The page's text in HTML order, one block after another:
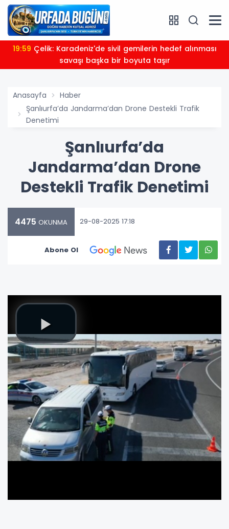
19:59
savaşı başka bir boyuta taşır
Anasayfa
Haber
Şanlıurfa’da Jandarma’dan Drone Destekli Trafik
Denetimi
Şanlıurfa’da
Jandarma’dan Drone
Destekli Trafik Denetimi
4475 OKUNMA 29-08-2025 17:18
Abone Ol